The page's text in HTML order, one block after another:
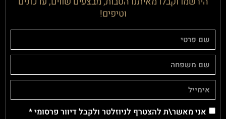
וטיפים!
אני מאשר\ת להצטרף לניוזלטר ולקבל דיוור פרסומי *